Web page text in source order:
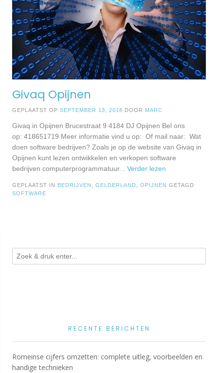
Givaq Opijnen
GEPLAATST OP SEPTEMBER 13, 2018 DOOR MARC
Givaq in Opijnen Brucestraat 9 4184 DJ Opijnen Bel ons
op: 418651719 Meer informatie vind u op: Of mail naar: Wat
doen software bedrijven? Zoals je op de website van Givaq in
Opijnen kunt lezen ontwikkelen en verkopen software
bedrijven computerprogrammatuur... Verder lezen
GEPLAATST IN BEDRIJVEN GELDERLAND OPIJNEN GETAGD
SOFTWARE
RECENTE BERICHTEN
Romeinse cijfers omzetten: complete uitleg, voorbeelden en
handige technieken